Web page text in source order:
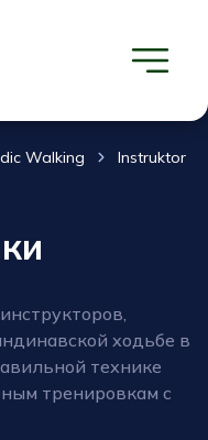
Walking Instruktor
ходьбе в
технике
тренировкам с